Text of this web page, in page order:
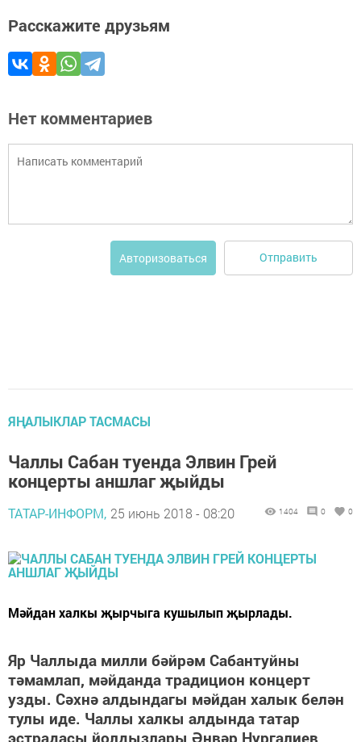
Расскажите друзьям
Нет комментариев
Авторизоваться Отправить
ЯҢАЛЫКЛАР ТАСМАСЫ
Чаллы Сабан туенда Элвин Грей
концерты аншлаг җыйды
ТАТАР-ИНФОРМ, 25 июнь 2018 - 08:20 1404 0 0
Мәйдан халкы җырчыга кушылып җырлады.
Яр Чаллыда милли бәйрәм Сабантуйны
тәмамлап, мәйданда традицион концерт
узды. Сәхнә алдындагы мәйдан халык белән
тулы иде. Чаллы халкы алдында татар
эстрадасы йолдызлары Әнвәр Нургалиев,